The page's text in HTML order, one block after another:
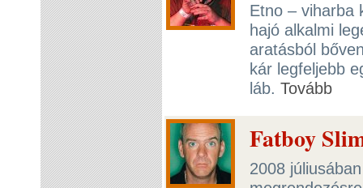
Etno – viharba
hajó alkalmi
aratásból
kár legfeljebb
láb. Tovább
Fatboy
2008